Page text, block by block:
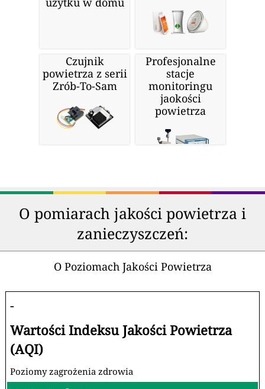
Czujnik
powietrza z serii
Zrób-To-Sam
Profesjonalne
stacje
monitoringu
jaokości
powietrza
O pomiarach jakości powietrza i
zanieczyszczeń:
O Poziomach Jakości Powietrza
-
Wartości Indeksu Jakości Powietrza
(AQI)
Poziomy zagrożenia zdrowia